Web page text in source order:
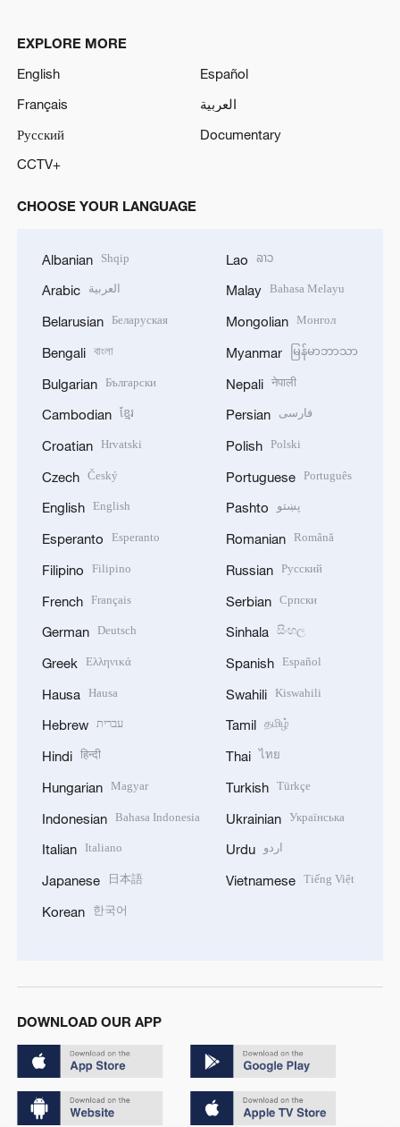
EXPLORE MORE
English
Español
Français
العربية
Русский
Documentary
CCTV+
CHOOSE YOUR LANGUAGE
Albanian Shqip
Arabic العربية
Belarusian Беларуская
Bengali বাংলা
Bulgarian Български
Cambodian ខ្មែរ
Croatian Hrvatski
Czech Český
English English
Esperanto Esperanto
Filipino Filipino
French Français
German Deutsch
Greek Ελληνικά
Hausa Hausa
Hebrew עברית
Hindi हिन्दी
Hungarian Magyar
Indonesian Bahasa Indonesia
Italian Italiano
Japanese 日本語
Korean 한국어
Lao ລາວ
Malay Bahasa Melayu
Mongolian Монгол
Myanmar မြန်မာဘာသာ
Nepali नेपाली
Persian فارسی
Polish Polski
Portuguese Português
Pashto پښتو
Romanian Română
Russian Русский
Serbian Српски
Sinhala සිංහල
Spanish Español
Swahili Kiswahili
Tamil தமிழ்
Thai ไทย
Turkish Türkçe
Ukrainian Українська
Urdu اردو
Vietnamese Tiếng Việt
DOWNLOAD OUR APP